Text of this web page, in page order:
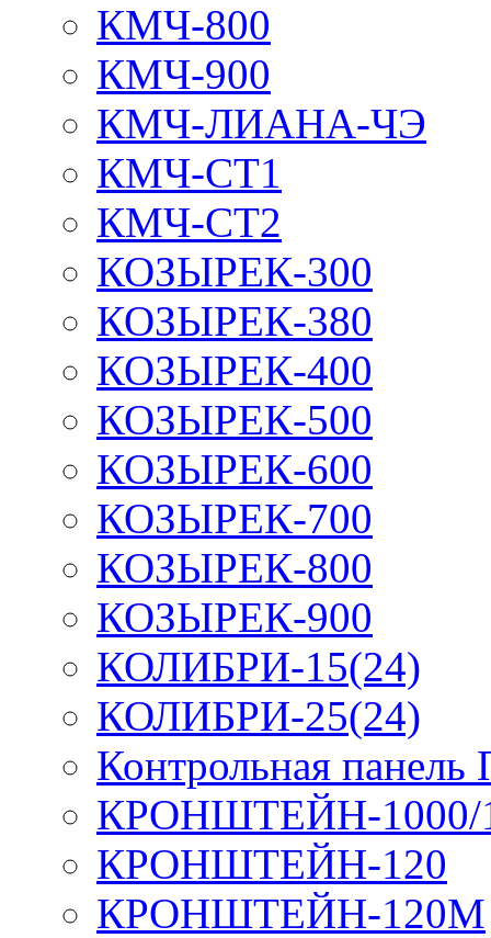
КМЧ-800
КМЧ-900
КМЧ-ЛИАНА-ЧЭ
КМЧ-СТ1
КМЧ-СТ2
КОЗЫРЕК-300
КОЗЫРЕК-380
КОЗЫРЕК-400
КОЗЫРЕК-500
КОЗЫРЕК-600
КОЗЫРЕК-700
КОЗЫРЕК-800
КОЗЫРЕК-900
КОЛИБРИ-15(24)
КОЛИБРИ-25(24)
Контрольная
КРОНШТЕЙН-1000/
КРОНШТЕЙН-120
КРОНШТЕЙН-120М